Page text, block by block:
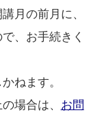
月の前月に、
、お手続きく
ねます。
場合は、 お問